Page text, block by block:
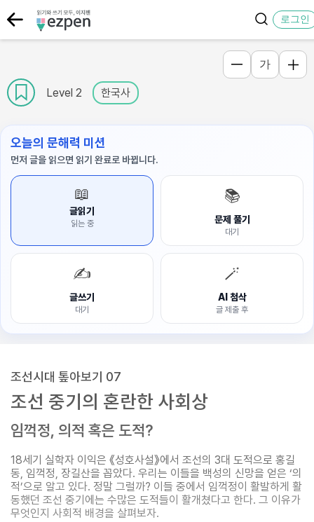
로그인
Level 2 한국사
가
오늘의 문해력 미션
먼저 글을 읽으면 읽기 완료로 바뀝니다.
📖
글읽기
읽는 중
📚
문제 풀기
대기
✍️
글쓰기
대기
🪄
AI 첨삭
글 제출 후
조선시대 톺아보기 07
조선 중기의 혼란한 사회상
임꺽정, 의적 혹은 도적?
18세기 실학자 이익은 《성호사설》에서 조선의 3대 도적으로 홍길
동, 임꺽정, 장길산을 꼽았다. 우리는 이들을 백성의 신망을 얻은 ‘의
적’으로 알고 있다. 정말 그럴까? 이들 중에서 임꺽정이 활발하게 활
동했던 조선 중기에는 수많은 도적들이 활개쳤다고 한다. 그 이유가
무엇인지 사회적 배경을 살펴보자.